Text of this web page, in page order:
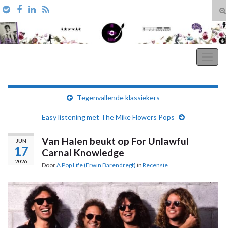
Search for:
Tegenvallende klassiekers
Easy listening met The Mike Flowers Pops
JUN
17
2026
Van Halen beukt op For Unlawful
Carnal Knowledge
DoorA Pop Life (Erwin Barendregt) in Recensie